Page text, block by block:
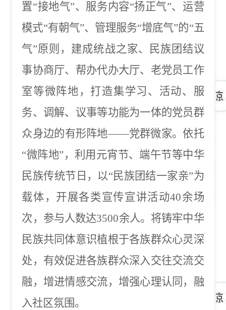
置“接地气”、服务内容“扬正气”、运营
模式“有朝气”、管理服务“增底气”的“五
气”原则，建成统战之家、民族团结议
事协商厅、帮办代办大厅、老党员工作
室等微阵地，打造集学习、活动、服
务、调解、议事等功能为一体的党员群
众身边的有形阵地——党群微家。依托
“微阵地”，利用元宵节、端午节等中华
民族传统节日，以“民族团结一家亲”为
载体，开展各类宣传宣讲活动40余场
次，参与人数达3500余人。将铸牢中华
民族共同体意识植根于各族群众心灵深
处，有效促进各族群众深入交往交流交
融，增进情感交流，增强心理认同，融
入社区氛围。